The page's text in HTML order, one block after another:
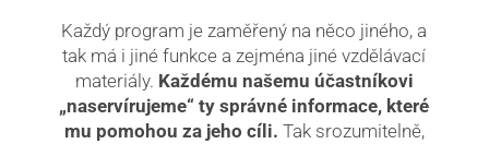
Každý program je zaměřený na něco jiného, a
tak má i jiné funkce a zejména jiné vzdělávací
materiály. Každému našemu účastníkovi
„naservírujeme“ ty správné informace, které
mu pomohou za jeho cíli. Tak srozumitelně,